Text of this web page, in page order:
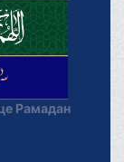
Рамадан